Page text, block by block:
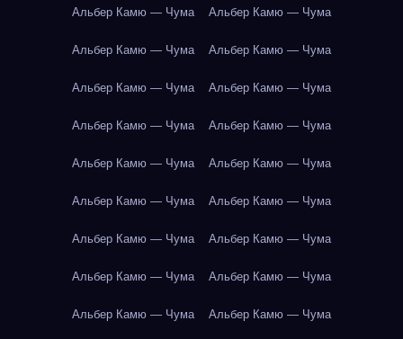
Альбер Камю — Чума Альбер Камю — Чума
Альбер Камю — Чума Альбер Камю — Чума
Альбер Камю — Чума Альбер Камю — Чума
Альбер Камю — Чума Альбер Камю — Чума
Альбер Камю — Чума Альбер Камю — Чума
Альбер Камю — Чума Альбер Камю — Чума
Альбер Камю — Чума Альбер Камю — Чума
Альбер Камю — Чума Альбер Камю — Чума
Альбер Камю — Чума Альбер Камю — Чума